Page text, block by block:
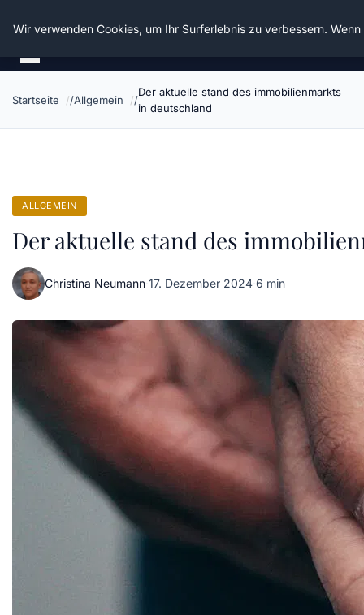
Die Schnitter
Startseite Allgemein
Der aktuelle stand des immobilienmarkts
in deutschland
ALLGEMEIN
Der aktuelle stand des
Christina Neumann·17. Dezember 2024·6 min
Wir verwenden Cookies, um Ihr Surferlebnis zu verbessern.